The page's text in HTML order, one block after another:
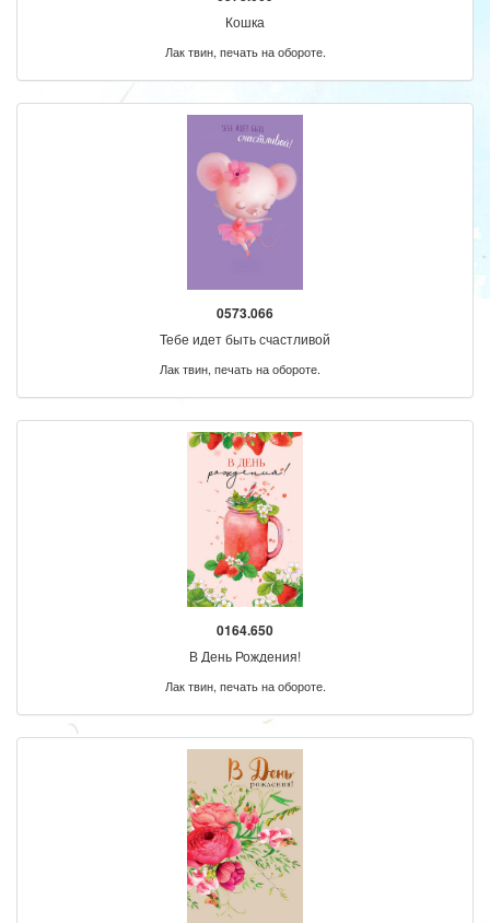
Кошка
Лак твин, печать на обороте.
0573.066
Тебе идет быть счастливой
Лак твин, печать на обороте.
0164.650
В День Рождения!
Лак твин, печать на обороте.